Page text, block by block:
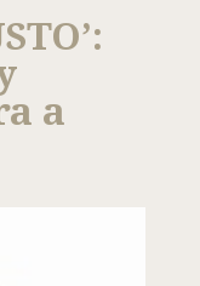
a